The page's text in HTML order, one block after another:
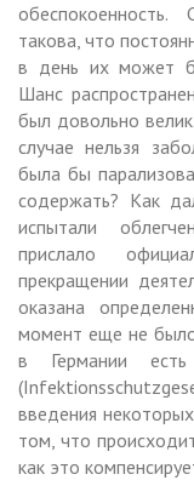
обеспокоенность.
такова, что
в день их может
Шанс
был довольно
случае нельзя
была бы
содержать? Как
испытали
прислало
прекращении
оказана
момент еще не
в Германии
введения
том, что
как это